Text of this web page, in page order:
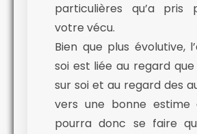
particulières qu’a pris
votre vécu.
Bien que plus évolutive,
soi est liée au regard que
sur soi et au regard des
vers une bonne estime
pourra donc se faire